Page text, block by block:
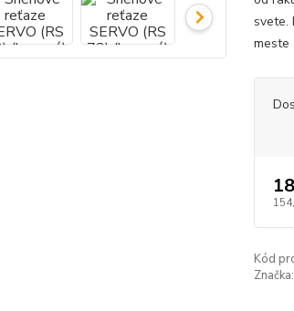
svete.
meste
Kód
Značka: